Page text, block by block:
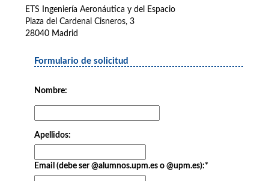
ETS Ingeniería Aeronáutica y del Espacio
Plaza del Cardenal Cisneros, 3
28040 Madrid
Formulario de solicitud
Nombre:
Apellidos:
Email (debe ser @alumnos.upm.es o @upm.es):*